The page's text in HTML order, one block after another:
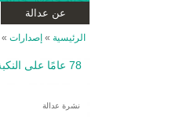
عن عدالة
الرئيسية » إصدارات »
78 عامًا على النكبة
نشرة عدالة